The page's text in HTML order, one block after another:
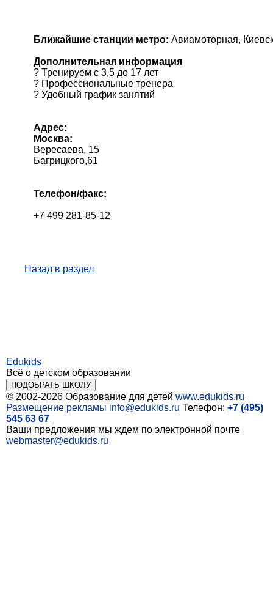
Ближайшие станции метро: Авиамоторная,
Дополнительная информация
? Тренируем с 3,5 до 17 лет
? Профессиональные тренера
? Удобный график занятий
Адрес:
Москва:
Вересаева, 15
Багрицкого,61
Телефон/факс:
+7 499 281-85-12
Назад в раздел
Edukids
Всё о детском образовании
ПОДОБРАТЬ ШКОЛУ
© 2002-2026 Образование для детей www.edukids.ru
Размещение рекламы info@edukids.ru Телефон: +7 (495)
545 63 67
Ваши предложения мы ждем по электронной почте
webmaster@edukids.ru